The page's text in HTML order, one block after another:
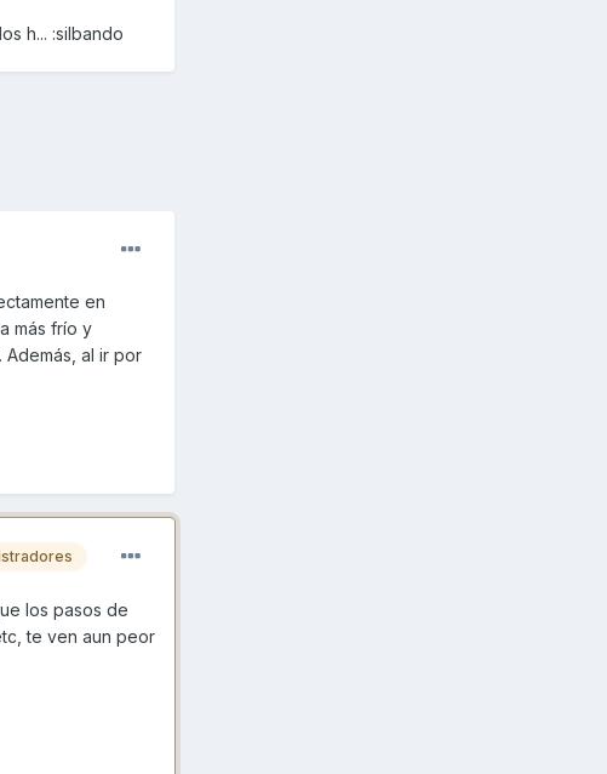
h... :silbando
en
más frío y
al ir por
los pasos de
te ven aun peor